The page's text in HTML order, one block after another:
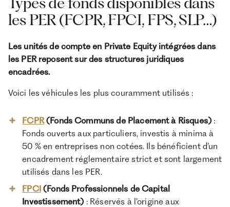
les PER (FCPR, FPCI, FPS, SLP…)
Les unités de compte en Private Equity intégrées dans
les PER reposent sur des structures juridiques
encadrées.
Voici les véhicules les plus couramment utilisés :
FCPR(Fonds Communs de Placement à Risques) :
Fonds ouverts aux particuliers, investis à minima à
50 % en entreprises non cotées. Ils bénéficient d’un
encadrement réglementaire strict et sont largement
utilisés dans les PER.
FPCI(Fonds Professionnels de Capital
Investissement) : Réservés à l’origine aux